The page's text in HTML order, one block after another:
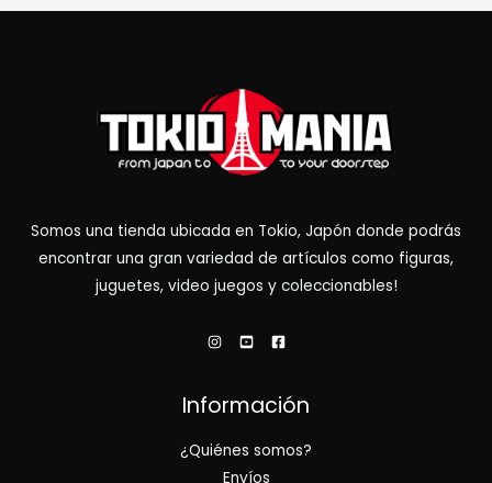
Somos una tienda ubicada en Tokio, Japón donde podrás
encontrar una gran variedad de artículos como figuras,
juguetes, video juegos y coleccionables!
Información
¿Quiénes somos?
Envíos